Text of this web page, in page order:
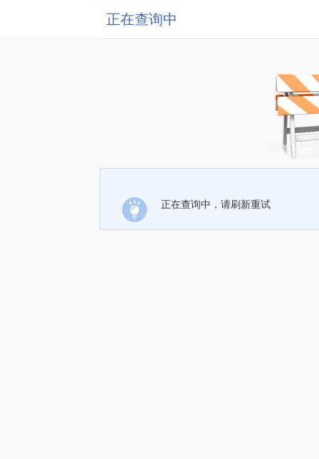
正在查询中
正在查询中，请刷新重试